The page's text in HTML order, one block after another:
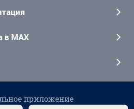
в MAX
приложение